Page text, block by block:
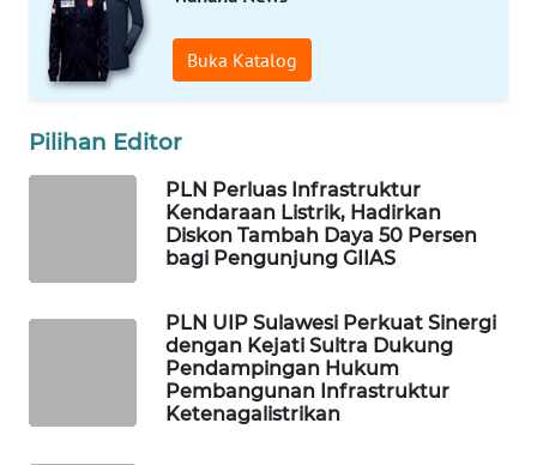
Buka Katalog
Pilihan Editor
PLN Perluas Infrastruktur
Kendaraan Listrik, Hadirkan
Diskon Tambah Daya 50 Persen
bagi Pengunjung GIIAS
PLN UIP Sulawesi Perkuat Sinergi
dengan Kejati Sultra Dukung
Pendampingan Hukum
Pembangunan Infrastruktur
Ketenagalistrikan
WAHANA
SPORT
UMKM
PERSONA